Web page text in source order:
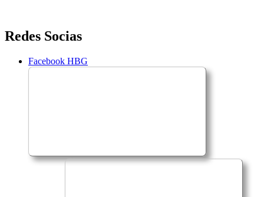
Saltar
para
conteúdo
Redes Socias
Facebook HBG